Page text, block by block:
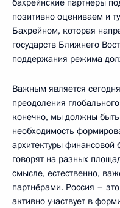
позитивно оцениваем и
Бахрейном, которая
государств Ближнего
поддержания режима
Важным является
преодоления
конечно, мы должны
необходимость
архитектуры финансовой
говорят на разных
смысле, естественно,
партнёрами. Россия –
активно участвует в